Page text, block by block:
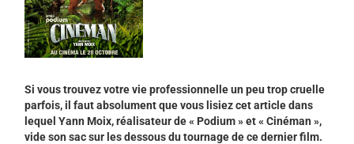
Si vous trouvez votre vie professionnelle un peu trop cruelle
parfois, il faut absolument que vous lisiez cet article dans
lequel Yann Moix, réalisateur de « Podium » et « Cinéman »,
vide son sac sur les dessous du tournage de ce dernier film.